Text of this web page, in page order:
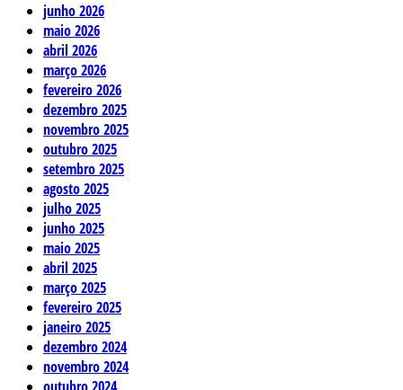
junho 2026
maio 2026
abril 2026
março 2026
fevereiro 2026
dezembro 2025
novembro 2025
outubro 2025
setembro 2025
agosto 2025
julho 2025
junho 2025
maio 2025
abril 2025
março 2025
fevereiro 2025
janeiro 2025
dezembro 2024
novembro 2024